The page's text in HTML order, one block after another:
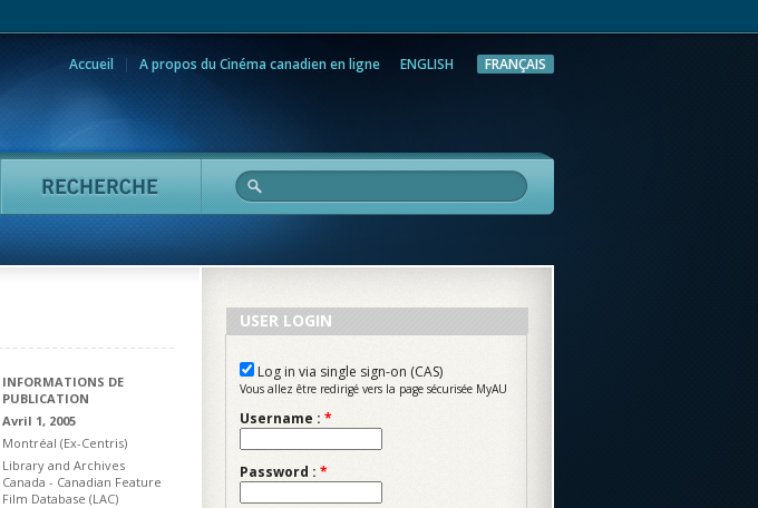
Accueil A propos du Cinéma canadien en ligne ENGLISH FRANÇAIS
Politiques Recherche
INFORMATIONS DE
PUBLICATION
Avril 1, 2005
Montréal (Ex-Centris)
Library and Archives
Canada - Canadian Feature
Film Database (LAC)
USER LOGIN
Log in via single sign-on (CAS)
Vous allez être redirigé vers la page sécurisée MyAU
Username : *
Password : *